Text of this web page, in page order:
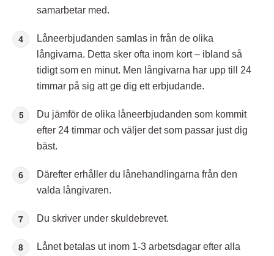
samarbetar med.
Låneerbjudanden samlas in från de olika
långivarna. Detta sker ofta inom kort – ibland så
tidigt som en minut. Men långivarna har upp till 24
timmar på sig att ge dig ett erbjudande.
Du jämför de olika låneerbjudanden som kommit
efter 24 timmar och väljer det som passar just dig
bäst.
Därefter erhåller du lånehandlingarna från den
valda långivaren.
Du skriver under skuldebrevet.
Lånet betalas ut inom 1-3 arbetsdagar efter alla